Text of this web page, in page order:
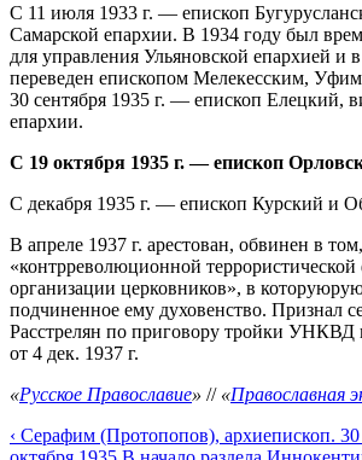
С 11 июля 1933 г. — епископ
Самарской епархии. В 1934 году был
для управления Ульяновской епархией и
переведен епископом Мелекесским,
30 сентября 1935 г. — епископ Елецкий,
епархии.
С 19 октября 1935 г. — епископ
С декабря 1935 г. — епископ Курский и
В апреле 1937 г. арестован, обвинен в
«контрреволюционной
организации церковников», в
подчиненное ему духовенство. Признал
Расстрелян по приговору тройки УНКВД
от 4 дек. 1937 г.
«Русское Православие» // «Православная
‹ Серафим (Протопопов), архиепископ.